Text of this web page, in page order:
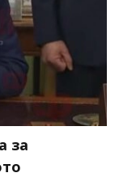
за